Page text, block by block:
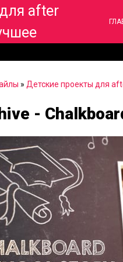
after
» Детские проекты для
-